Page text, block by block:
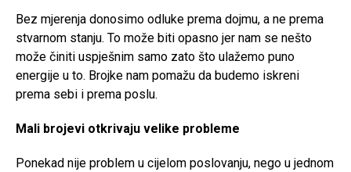
Bez mjerenja donosimo odluke prema dojmu, a ne prema
stvarnom stanju. To može biti opasno jer nam se nešto
može činiti uspješnim samo zato što ulažemo puno
energije u to. Brojke nam pomažu da budemo iskreni
prema sebi i prema poslu.
Mali brojevi otkrivaju velike probleme
Ponekad nije problem u cijelom poslovanju, nego u jednom